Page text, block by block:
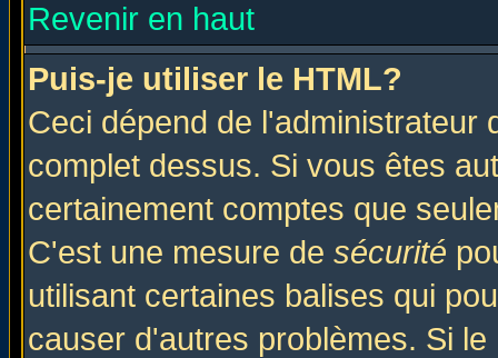
Revenir en haut
Puis-je utiliser le HTML?
Ceci dépend de l'administrateur
complet dessus. Si vous êtes
certainement comptes que
C'est une mesure de sécurité
utilisant certaines balises qui
causer d'autres problèmes. Si